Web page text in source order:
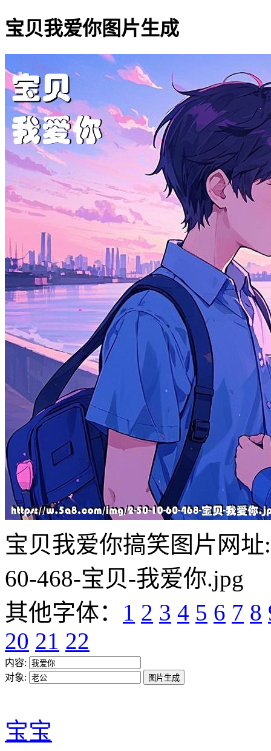
宝贝我爱你图片生成
宝贝我爱你搞笑图片网址
60-468-宝贝-我爱你.jpg
其他字体： 1 2 3 4 5 6 7 8
20 21 22
内容:
对象:
宝宝